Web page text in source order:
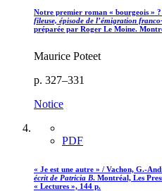
Notre premier roman « bourgeois »
fileuse, épisode de l’émigration
préparée par Roger Le Moine.
Maurice Poteet
p. 327–331
Notice
PDF
« Je est une autre » / Vachon, G.-
écrit de Patricia B. Montréal, Les
« Lectures », 144 p.